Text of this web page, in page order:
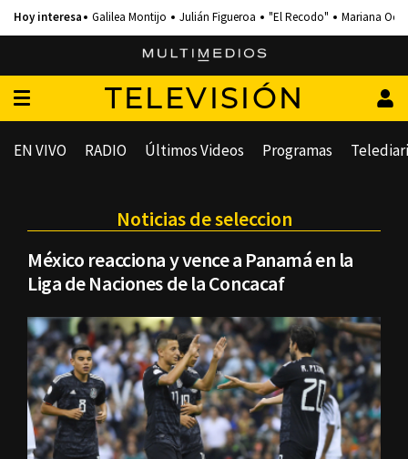
Galilea Montijo Julián Figueroa "El Recodo" Mariana
TELEVISIÓN
EN VIVO RADIO Últimos Videos Programas
Noticias de seleccion
México reacciona y vence a Panamá en la
Liga de Naciones de la Concacaf